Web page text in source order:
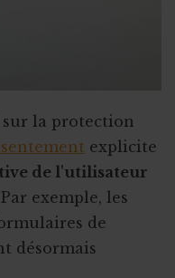
la protection
explicite
de l'utilisateur
exemple, les
de
désormais